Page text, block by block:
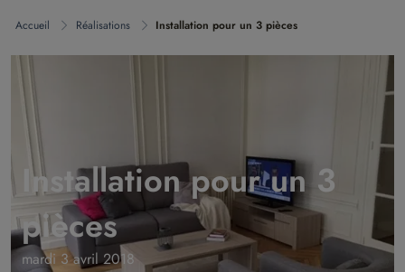
Accueil Réalisations Installation pour un 3 pièces
Installation pour un 3
pièces
mardi 3 avril 2018